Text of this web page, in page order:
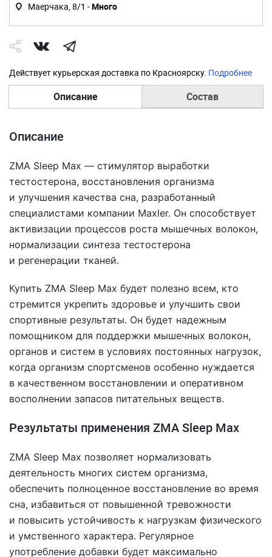
Маерчака, 8/1 -Много
Действует курьерская доставка по Красноярску. Подробнее
Описание Состав
Описание
ZMA Sleep Max — стимулятор выработки
тестостерона, восстановления организма
и улучшения качества сна, разработанный
специалистами компании Maxler. Он способствует
активизации процессов роста мышечных волокон,
нормализации синтеза тестостерона
и регенерации тканей.
Купить ZMA Sleep Max будет полезно всем, кто
стремится укрепить здоровье и улучшить свои
спортивные результаты. Он будет надежным
помощником для поддержки мышечных волокон,
органов и систем в условиях постоянных нагрузок,
когда организм спортсменов особенно нуждается
в качественном восстановлении и оперативном
восполнении запасов питательных веществ.
Результаты применения ZMA Sleep Max
ZMA Sleep Max позволяет нормализовать
деятельность многих систем организма,
обеспечить полноценное восстановление во время
сна, избавиться от повышенной тревожности
и повысить устойчивость к нагрузкам физического
и умственного характера. Регулярное
употребление добавки будет максимально